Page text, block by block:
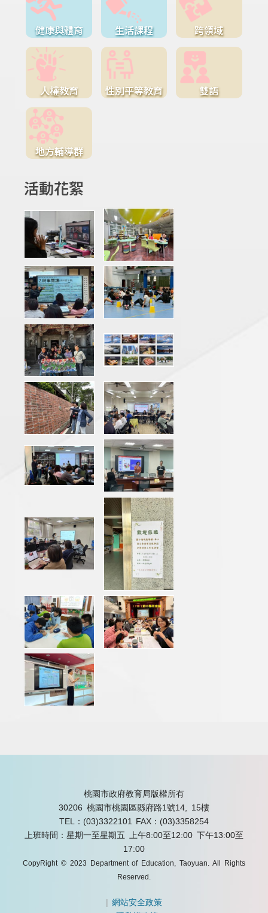
健康與體育 生活課程 跨領域
人權教育 性別平等教育 雙語
地方輔導群
活動花絮
桃園市政府教育局版權所有
30206 桃園市桃園區縣府路1號14, 15樓
TEL：(03)3322101
FAX：(03)3358254
上班時間：星期一至星期五 上午8:00至12:00 下午13:00至
17:00
CopyRight © 2023 Department of Education, Taoyuan. All Rights
Reserved.
|網站安全政策